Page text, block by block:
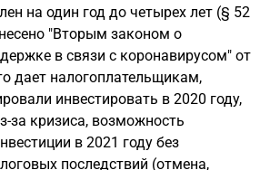
на один год до четырех лет (§ 52
"Вторым законом о
в связи с коронавирусом" от
дает налогоплательщикам,
инвестировать в 2020 году,
за кризиса, возможность
в 2021 году без
последствий (отмена,